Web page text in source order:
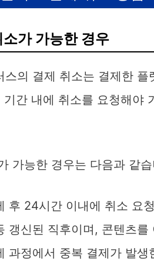
소가 가능한 경우
스의 결제 취소는 결제한
기간 내에 취소를 요청해야
가능한 경우는 다음과 같
후 24시간 이내에 취소 요
갱신된 직후이며, 콘텐츠를
과정에서 중복 결제가 발생